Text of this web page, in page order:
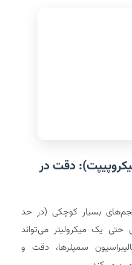
دقت در
حجم‌های بسیار کوچکی (در حد
یک میکرولیتر می‌تواند
سمپلرها، دقت و